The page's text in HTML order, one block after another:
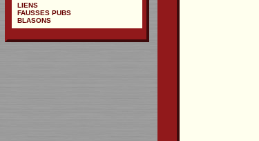
LIENS
FAUSSES PUBS
BLASONS